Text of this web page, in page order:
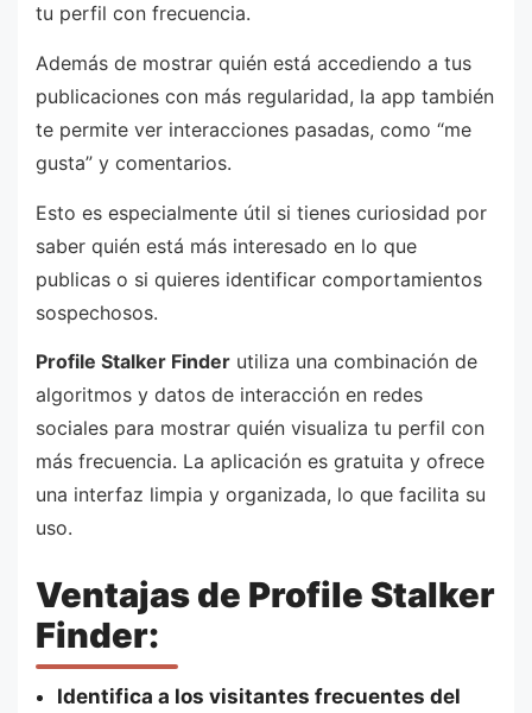
tu perfil con frecuencia.
Además de mostrar quién está accediendo a tus
publicaciones con más regularidad, la app también
te permite ver interacciones pasadas, como “me
gusta” y comentarios.
Esto es especialmente útil si tienes curiosidad por
saber quién está más interesado en lo que
publicas o si quieres identificar comportamientos
sospechosos.
Profile Stalker Finder utiliza una combinación de
algoritmos y datos de interacción en redes
sociales para mostrar quién visualiza tu perfil con
más frecuencia. La aplicación es gratuita y ofrece
una interfaz limpia y organizada, lo que facilita su
uso.
Ventajas de Profile Stalker
Finder:
Identifica a los visitantes frecuentes del